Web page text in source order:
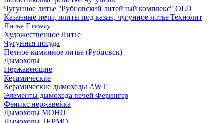
Чугунное литье "Рубцовский литейный комплекс" OLD
Казанные печи, плиты под казан, чугунное литье Технолит
Литье Fireway
Художественное Литье
Чугунная посуда
Печное-каминное литье (Рубцовск)
Дымоходы
Нержавеющие
Керамические
Керамические дымоходы AWT
Элементы дымохода печей Ферингер
Феникс нержавейка
Дымоходы МОНО
Дымоходы ТЕРМО